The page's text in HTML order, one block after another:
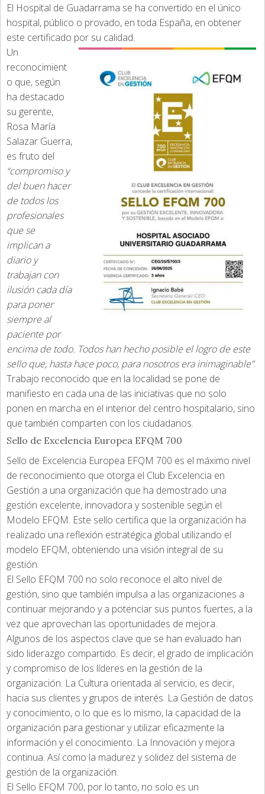
El Hospital de Guadarrama se ha convertido en el único
hospital, público o provado, en toda España, en obtener
este certificado por su calidad.
Un
reconocimient
o que, según
ha destacado
su gerente,
Rosa María
Salazar Guerra,
es fruto del
“compromiso y
del buen hacer
de todos los
profesionales
que se
implican a
diario y
trabajan con
ilusión cada día
para poner
siempre al
paciente por
encima de todo. Todos han hecho posible el logro de este
sello que, hasta hace poco, para nosotros era inimaginable”.
Trabajo reconocido que en la localidad se pone de
manifiesto en cada una de las iniciativas que no solo
ponen en marcha en el interior del centro hospitalario, sino
que también comparten con los ciudadanos.
Sello de Excelencia Europea EFQM 700
Sello de Excelencia Europea EFQM 700 es el máximo nivel
de reconocimiento que otorga el Club Excelencia en
Gestión a una organización que ha demostrado una
gestión excelente, innovadora y sostenible según el
Modelo EFQM. Este sello certifica que la organización ha
realizado una reflexión estratégica global utilizando el
modelo EFQM, obteniendo una visión integral de su
gestión.
El Sello EFQM 700 no solo reconoce el alto nivel de
gestión, sino que también impulsa a las organizaciones a
continuar mejorando y a potenciar sus puntos fuertes, a la
vez que aprovechan las oportunidades de mejora.
Algunos de los aspectos clave que se han evaluado han
sido liderazgo compartido. Es decir, el grado de implicación
y compromiso de los líderes en la gestión de la
organización. La Cultura orientada al servicio, es decir,
hacia sus clientes y grupos de interés. La Gestión de datos
y conocimiento, o lo que es lo mismo, la capacidad de la
organización para gestionar y utilizar eficazmente la
información y el conocimiento. La Innovación y mejora
continua. Así como la madurez y solidez del sistema de
gestión de la organización.
El Sello EFQM 700, por lo tanto, no solo es un